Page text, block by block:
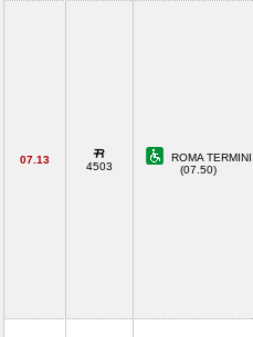
07.13
4503
ROMA TERMINI
(07.50)